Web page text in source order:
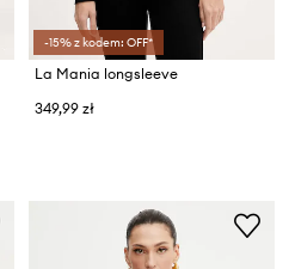
-15% z kodem: OFF*
La Mania longsleeve
349,99 zł